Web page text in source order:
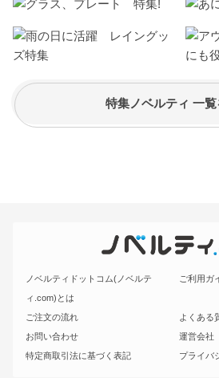
特集ノベルティ 一覧
ノベルティドットコム(ノベルテ
ィ.com)とは
ご利用ガ
ご注文の流れ
よくある
お問い合わせ
運営会社
特定商取引法に基づく表記
プライバ